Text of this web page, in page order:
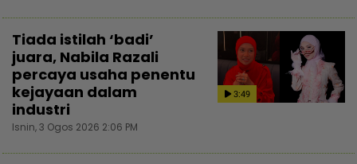
3:49
Tiada istilah ‘badi’
juara, Nabila Razali
percaya usaha penentu
kejayaan dalam
industri
Isnin, 3 Ogos 2026 2:06 PM